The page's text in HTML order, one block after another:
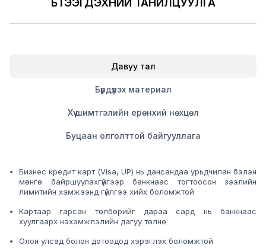
БҮТЭЭГДЭХҮҮНИЙ ТАНИЛЦУУЛГА
Давуу тал
Бүрдүүлэх материал
Хүү шимтгэлийн ерөнхий нөхцөл
Буцаан олголттой байгууллага
Бизнес кредит карт (Visa, UP) нь дансандаа урьдчилан бэлэн
мөнгө байршуулахгүйгээр банкнаас тогтоосон зээлийн
лимитийн хэмжээнд гүйлгээ хийх боломжтой
Картаар гарсан төлбөрийг дараа сард нь банкнаас
хуулгаарх нэхэмжлэлийн дагуу төлнө
Олон улсад болон дотоодод хэрэглэх боломжтой